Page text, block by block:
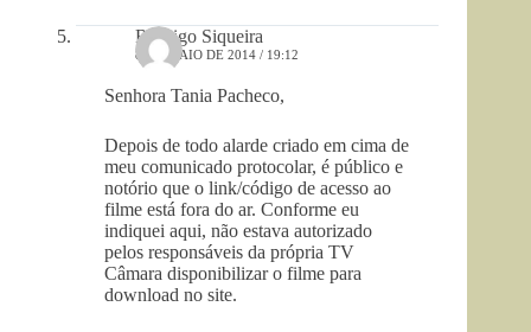
Rodrigo Siqueira
8 DE MAIO DE 2014 / 19:12
Senhora Tania Pacheco,
Depois de todo alarde criado em cima de
meu comunicado protocolar, é público e
notório que o link/código de acesso ao
filme está fora do ar. Conforme eu
indiquei aqui, não estava autorizado
pelos responsáveis da própria TV
Câmara disponibilizar o filme para
download no site.